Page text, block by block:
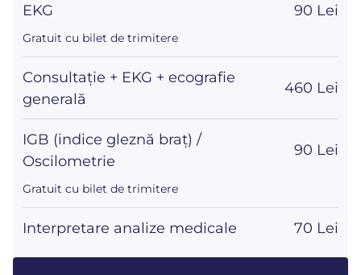
EKG 90 Lei
Gratuit cu bilet de trimitere
Consultație + EKG + ecografie
generală
460 Lei
IGB (indice gleznă braț) /
Oscilometrie
90 Lei
Gratuit cu bilet de trimitere
Interpretare analize medicale 70 Lei